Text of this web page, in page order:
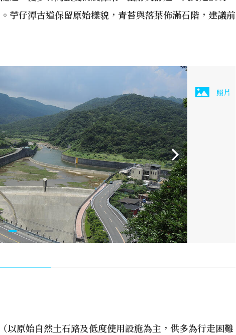
苧仔潭古道保留原始樣貌，青苔與落葉佈滿石階，建議前
照片
以原始自然土石路及低度使用設施為主，供多為行走困難